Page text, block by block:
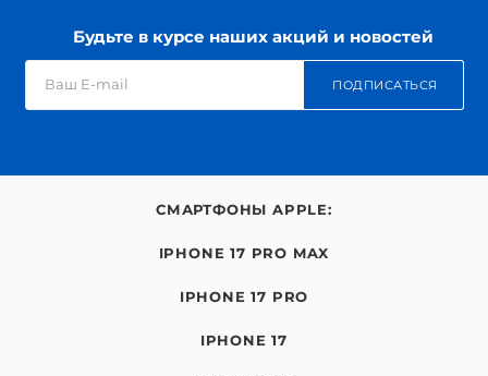
Будьте в курсе наших акций и новостей
ПОДПИСАТЬСЯ
СМАРТФОНЫ APPLE:
IPHONE 17 PRO MAX
IPHONE 17 PRO
IPHONE 17